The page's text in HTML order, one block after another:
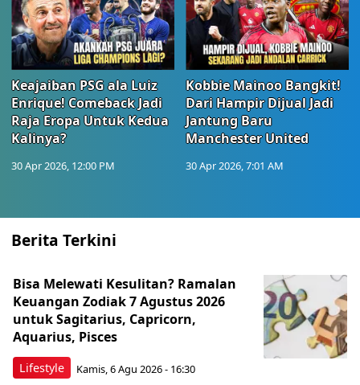
Keajaiban PSG ala Luiz
Enrique! Comeback Jadi
Raja Eropa Untuk Kedua
Kalinya?
30 Apr 2026, 12:00 PM
Kobbie Mainoo Bangkit!
Dari Hampir Dijual Jadi
Jantung Baru
Manchester United
30 Apr 2026, 7:01 AM
Berita Terkini
Lifestyle
Bisa Melewati Kesulitan? Ramalan
Keuangan Zodiak 7 Agustus 2026
untuk Sagitarius, Capricorn,
Aquarius, Pisces
Kamis, 6 Agu 2026 - 16:30